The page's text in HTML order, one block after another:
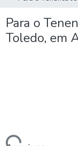
Para o
Toledo, em